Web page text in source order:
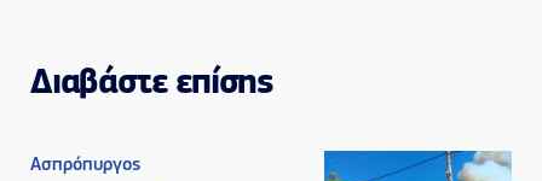
Διαβάστε επίσης
Ασπρόπυργος